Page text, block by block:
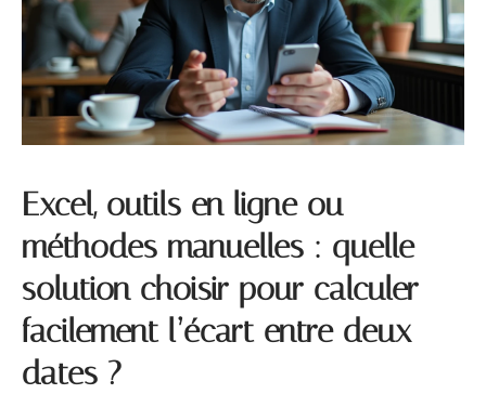
Excel, outils en ligne ou
méthodes manuelles : quelle
solution choisir pour calculer
facilement l’écart entre deux
dates ?